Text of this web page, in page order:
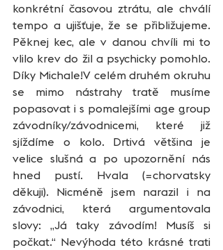
konkrétní časovou ztrátu, ale chválí
tempo a ujišťuje, že se přibližujeme.
Pěknej kec, ale v danou chvíli mi to
vlilo krev do žil a psychicky pomohlo.
Díky Michale!V celém druhém okruhu
se mimo nástrahy tratě musíme
popasovat i s pomalejšími age group
závodníky/závodnicemi, které již
sjíždíme o kolo. Drtivá většina je
velice slušná a po upozornění nás
hned pustí. Hvala (=chorvatsky
děkuji). Nicméně jsem narazil i na
závodnici, která argumentovala
slovy: „Já taky závodím! Musíš si
počkat.“ Nevýhoda této krásné trati